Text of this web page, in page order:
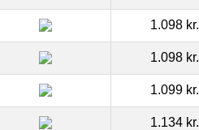
1.098 kr.
1.098 kr.
1.099 kr.
1.134 kr.